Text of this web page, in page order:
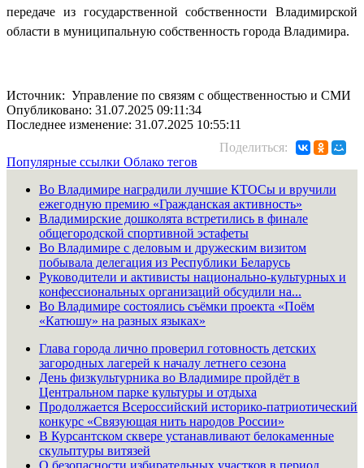
передаче из государственной собственности Владимирской
области в муниципальную собственность города Владимира.
Источник: Управление по связям с общественностью и СМИ
Опубликовано: 31.07.2025 09:11:34
Последнее изменение: 31.07.2025 10:55:11
Поделиться:
Популярные ссылки Облако тегов
Во Владимире наградили лучшие КТОСы и вручили
ежегодную премию «Гражданская активность»
Владимирские дошколята встретились в финале
общегородской спортивной эстафеты
Во Владимире с деловым и дружеским визитом
побывала делегация из Республики Беларусь
Руководители и активисты национально-культурных и
конфессиональных организаций обсудили на...
Во Владимире состоялись съёмки проекта «Поём
«Катюшу» на разных языках»
Глава города лично проверил готовность детских
загородных лагерей к началу летнего сезона
День физкультурника во Владимире пройдёт в
Центральном парке культуры и отдыха
Продолжается Всероссийский историко-патриотический
конкурс «Связующая нить народов России»
В Курсантском сквере устанавливают белокаменные
скульптуры витязей
О безопасности избирательных участков в период